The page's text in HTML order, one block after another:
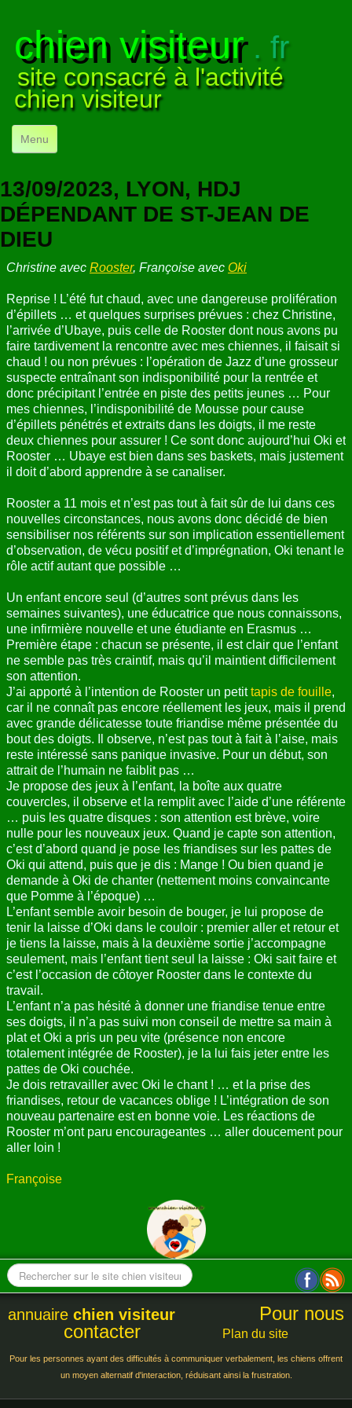
chien visiteur. fr
site consacré à l'activité
chien visiteur
Menu
NOS VISITES
NOTRE ACTIVITÉ
POUR DÉBUTER▼
COMPRENDRE LE CHIEN▼
ANNUAIRE
CONTACT
13/09/2023, LYON, HDJ
DÉPENDANT DE ST-JEAN DE
DIEU
Christine avec Rooster, Françoise avec Oki
Reprise ! L’été fut chaud, avec une dangereuse prolifération
d’épillets … et quelques surprises prévues : chez Christine,
l’arrivée d’Ubaye, puis celle de Rooster dont nous avons pu
faire tardivement la rencontre avec mes chiennes, il faisait si
chaud ! ou non prévues : l’opération de Jazz d’une grosseur
suspecte entraînant son indisponibilité pour la rentrée et
donc précipitant l’entrée en piste des petits jeunes … Pour
mes chiennes, l’indisponibilité de Mousse pour cause
d’épillets pénétrés et extraits dans les doigts, il me reste
deux chiennes pour assurer ! Ce sont donc aujourd’hui Oki et
Rooster … Ubaye est bien dans ses baskets, mais justement
il doit d’abord apprendre à se canaliser.
Rooster a 11 mois et n’est pas tout à fait sûr de lui dans ces
nouvelles circonstances, nous avons donc décidé de bien
sensibiliser nos référents sur son implication essentiellement
d’observation, de vécu positif et d’imprégnation, Oki tenant le
rôle actif autant que possible …
Un enfant encore seul (d’autres sont prévus dans les
semaines suivantes), une éducatrice que nous connaissons,
une infirmière nouvelle et une étudiante en Erasmus …
Première étape : chacun se présente, il est clair que l’enfant
ne semble pas très craintif, mais qu’il maintient difficilement
son attention.
J’ai apporté à l’intention de Rooster un petittapis de fouille,
car il ne connaît pas encore réellement les jeux, mais il prend
avec grande délicatesse toute friandise même présentée du
bout des doigts. Il observe, n’est pas tout à fait à l’aise, mais
reste intéressé sans panique invasive. Pour un début, son
attrait de l’humain ne faiblit pas …
Je propose des jeux à l’enfant, la boîte aux quatre
couvercles, il observe et la remplit avec l’aide d’une référente
… puis les quatre disques : son attention est brève, voire
nulle pour les nouveaux jeux. Quand je capte son attention,
c’est d’abord quand je pose les friandises sur les pattes de
Oki qui attend, puis que je dis : Mange ! Ou bien quand je
demande à Oki de chanter (nettement moins convaincante
que Pomme à l’époque) …
L’enfant semble avoir besoin de bouger, je lui propose de
tenir la laisse d’Oki dans le couloir : premier aller et retour et
je tiens la laisse, mais à la deuxième sortie j’accompagne
seulement, mais l’enfant tient seul la laisse : Oki sait faire et
c’est l’occasion de côtoyer Rooster dans le contexte du
travail.
L’enfant n’a pas hésité à donner une friandise tenue entre
ses doigts, il n’a pas suivi mon conseil de mettre sa main à
plat et Oki a pris un peu vite (présence non encore
totalement intégrée de Rooster), je la lui fais jeter entre les
pattes de Oki couchée.
Je dois retravailler avec Oki le chant ! … et la prise des
friandises, retour de vacances oblige ! L’intégration de son
nouveau partenaire est en bonne voie. Les réactions de
Rooster m’ont paru encourageantes … aller doucement pour
aller loin !
Françoise
annuaire chien visiteur
Pour nous
contacter
Plan du site
Pour les personnes ayant des difficultés à communiquer verbalement, les chiens offrent
un moyen alternatif d'interaction, réduisant ainsi la frustration.